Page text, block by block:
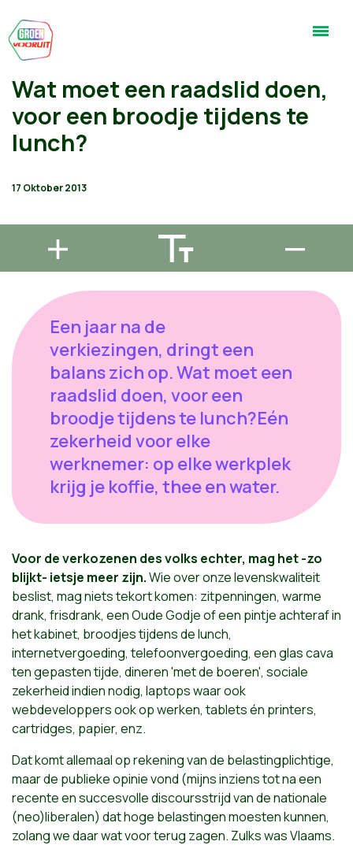
Wat moet een raadslid doen,
voor een broodje tijdens te
lunch?
17 Oktober 2013
Een jaar na de
verkiezingen, dringt een
balans zich op. Wat moet een
raadslid doen, voor een
broodje tijdens te lunch?Eén
zekerheid voor elke
werknemer: op elke werkplek
krijg je koffie, thee en water.
Voor de verkozenen des volks echter, mag het -zo
blijkt- ietsje meer zijn.Wie over onze levenskwaliteit
beslist, mag niets tekort komen: zitpenningen, warme
drank, frisdrank, een Oude Godje of een pintje achteraf in
het kabinet, broodjes tijdens de lunch,
internetvergoeding, telefoonvergoeding, een glas cava
ten gepasten tijde, dineren 'met de boeren', sociale
zekerheid indien nodig, laptops waar ook
webdeveloppers ook op werken, tablets én printers,
cartridges, papier, enz.
Dat komt allemaal op rekening van de belastingplichtige,
maar de publieke opinie vond (mijns inziens tot na een
recente en succesvolle discoursstrijd van de nationale
(neo)liberalen) dat hoge belastingen moesten kunnen,
zolang we daar wat voor terug zagen. Zulks was Vlaams.